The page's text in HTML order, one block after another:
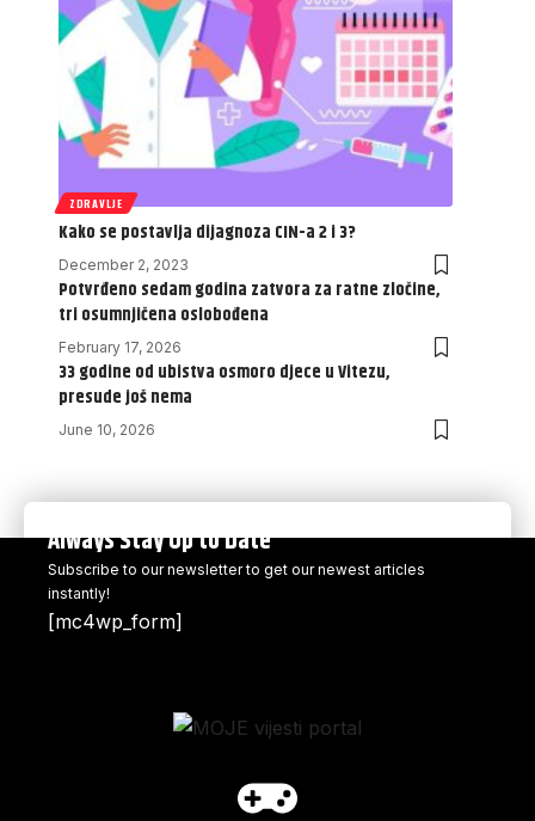
ZDRAVLJE
Kako se postavlja dijagnoza CIN-a 2 i 3?
December 2, 2023
Potvrđeno sedam godina zatvora za ratne zločine,
tri osumnjičena oslobođena
February 17, 2026
33 godine od ubistva osmoro djece u Vitezu,
presude još nema
June 10, 2026
Always Stay Up to Date
Subscribe to our newsletter to get our newest articles
instantly!
[mc4wp_form]